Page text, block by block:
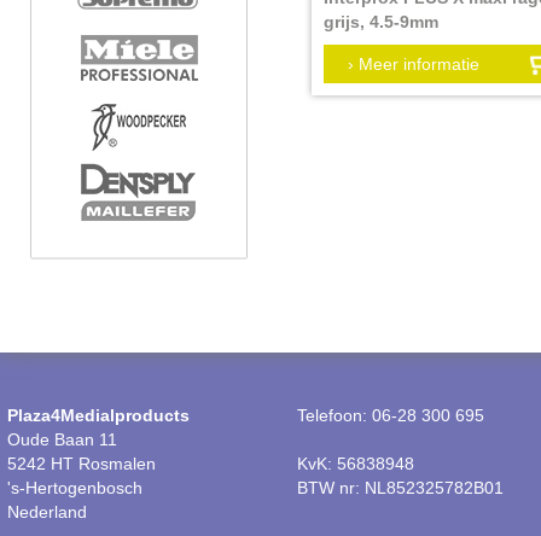
grijs, 4.5-9mm
Verpakkingseenheid:
› Meer informatie
Plaza4Medialproducts
Oude Baan 11
5242 HT Rosmalen
's-Hertogenbosch
Nederland
Telefoon: 06-28 300 695
KvK: 56838948
BTW nr: NL852325782B01